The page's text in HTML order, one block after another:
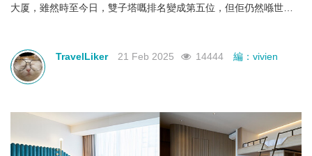
大厦，雖然時至今日，雙子塔嘅排名變成第五位，但佢仍然喺世界
TravelLiker 21 Feb 2025 14444 編：vivien